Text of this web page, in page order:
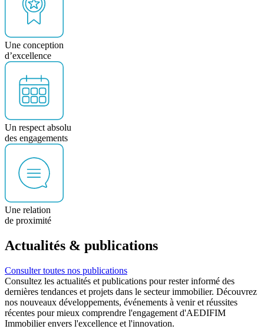
Une conception
d’excellence
Un respect absolu
des engagements
Une relation
de proximité
Actualités & publications
Consulter toutes nos publications
Consultez les actualités et publications pour rester informé des
dernières tendances et projets dans le secteur immobilier. Découvrez
nos nouveaux développements, événements à venir et réussites
récentes pour mieux comprendre l'engagement d'AEDIFIM
Immobilier envers l'excellence et l'innovation.